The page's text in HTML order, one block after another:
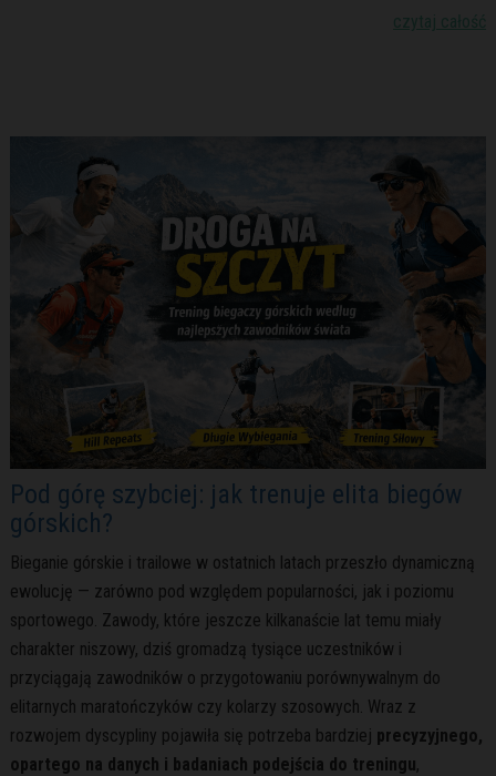
czytaj całość
Pod górę szybciej: jak trenuje elita biegów
górskich?
Bieganie górskie i trailowe w ostatnich latach przeszło dynamiczną
ewolucję — zarówno pod względem popularności, jak i poziomu
sportowego. Zawody, które jeszcze kilkanaście lat temu miały
charakter niszowy, dziś gromadzą tysiące uczestników i
przyciągają zawodników o przygotowaniu porównywalnym do
elitarnych maratończyków czy kolarzy szosowych. Wraz z
rozwojem dyscypliny pojawiła się potrzeba bardziej precyzyjnego,
opartego na danych i badaniach podejścia do treningu,